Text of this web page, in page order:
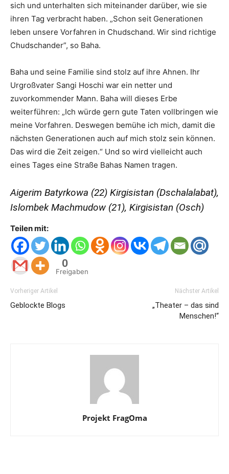
sich und unterhalten sich miteinander darüber, wie sie
ihren Tag verbracht haben. „Schon seit Generationen
leben unsere Vorfahren in Chudschand. Wir sind richtige
Chudschander”, so Baha.
Baha und seine Familie sind stolz auf ihre Ahnen. Ihr
Urgroßvater Sangi Hoschi war ein netter und
zuvorkommender Mann. Baha will dieses Erbe
weiterführen: „Ich würde gern gute Taten vollbringen wie
meine Vorfahren. Deswegen bemühe ich mich, damit die
nächsten Generationen auch auf mich stolz sein können.
Das wird die Zeit zeigen.“ Und so wird vielleicht auch
eines Tages eine Straße Bahas Namen tragen.
Aigerim Batyrkowa (22) Kirgisistan (Dschalalabat),
Islombek Machmudow (21), Kirgisistan (Osch)
Teilen mit:
0
Freigaben
Vorheriger Artikel
Geblockte Blogs
Nächster Artikel
„Theater – das sind
Menschen!“
Projekt FragOma